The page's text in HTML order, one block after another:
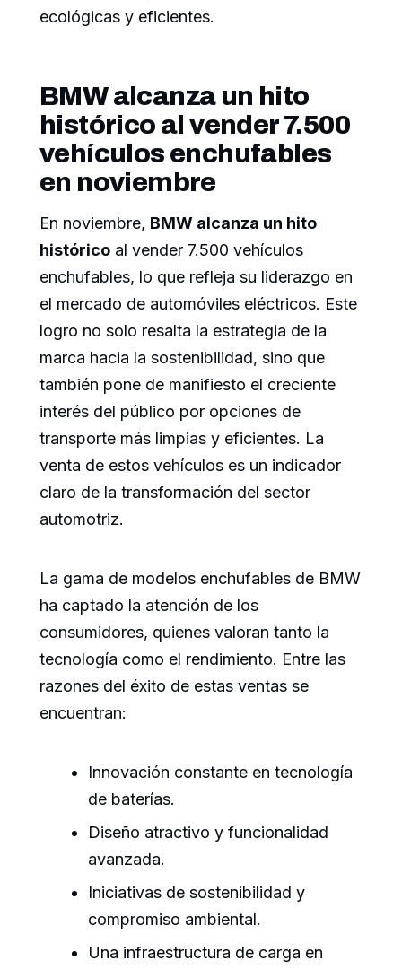
ecológicas y eficientes.
BMW alcanza un hito
histórico al vender 7.500
vehículos enchufables
en noviembre
En noviembre, BMW alcanza un hito
histórico al vender 7.500 vehículos
enchufables, lo que refleja su liderazgo en
el mercado de automóviles eléctricos. Este
logro no solo resalta la estrategia de la
marca hacia la sostenibilidad, sino que
también pone de manifiesto el creciente
interés del público por opciones de
transporte más limpias y eficientes. La
venta de estos vehículos es un indicador
claro de la transformación del sector
automotriz.
La gama de modelos enchufables de BMW
ha captado la atención de los
consumidores, quienes valoran tanto la
tecnología como el rendimiento. Entre las
razones del éxito de estas ventas se
encuentran:
Innovación constante en tecnología
de baterías.
Diseño atractivo y funcionalidad
avanzada.
Iniciativas de sostenibilidad y
compromiso ambiental.
Una infraestructura de carga en